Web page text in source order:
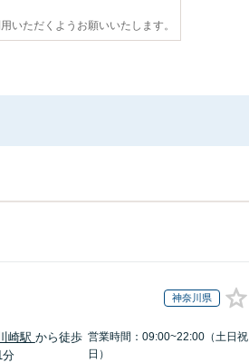
いただくようお願いいたします。
神奈川県
崎駅 から徒歩
分
営業時間：09:00~22:00（土日祝
日）